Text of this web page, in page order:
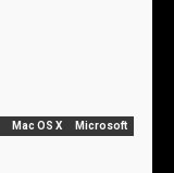
Mac OS X
Microsoft